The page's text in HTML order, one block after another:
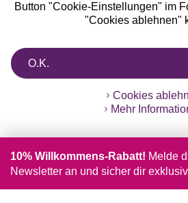
Button "Cookie-Einstellungen" im
"Cookies ablehnen"
O.K.
Cookies
Mehr
10% Willkommens-Rabatt! Melde
Newsletter an und sicher dir